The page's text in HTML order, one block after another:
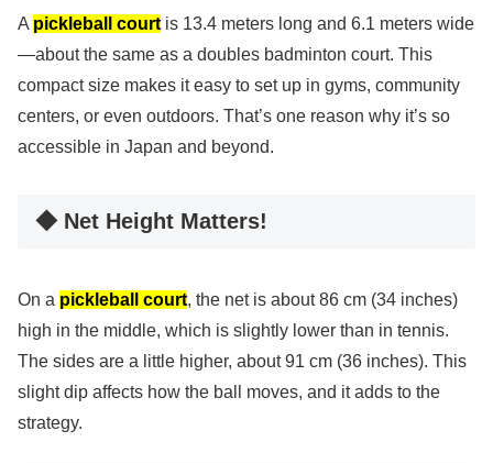
A pickleball court is 13.4 meters long and 6.1 meters wide
—about the same as a doubles badminton court. This
compact size makes it easy to set up in gyms, community
centers, or even outdoors. That’s one reason why it’s so
accessible in Japan and beyond.
◆ Net Height Matters!
On a pickleball court, the net is about 86 cm (34 inches)
high in the middle, which is slightly lower than in tennis.
The sides are a little higher, about 91 cm (36 inches). This
slight dip affects how the ball moves, and it adds to the
strategy.